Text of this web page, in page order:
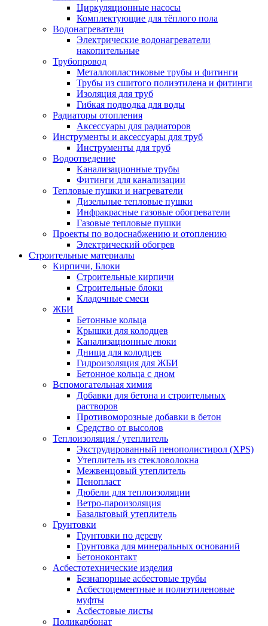
Циркуляционные насосы
Комплектующие для тёплого пола
Водонагреватели
Электрические водонагреватели
накопительные
Трубопровод
Металлопластиковые трубы и фитинги
Трубы из сшитого полиэтилена и фитинги
Изоляция для труб
Гибкая подводка для воды
Радиаторы отопления
Аксессуары для радиаторов
Инструменты и аксессуары для труб
Инструменты для труб
Водоотведение
Канализационные трубы
Фитинги для канализации
Тепловые пушки и нагреватели
Дизельные тепловые пушки
Инфракрасные газовые обогреватели
Газовые тепловые пушки
Проекты по водоснабжению и отоплению
Электрический обогрев
Строительные материалы
Кирпичи, Блоки
Строительные кирпичи
Строительные блоки
Кладочные смеси
ЖБИ
Бетонные кольца
Крышки для колодцев
Канализационные люки
Днища для колодцев
Гидроизоляция для ЖБИ
Бетонное кольца с дном
Вспомогательная химия
Добавки для бетона и строительных
растворов
Противоморозные добавки в бетон
Средство от высолов
Теплоизоляция / утеплитель
Экструдированный пенополистирол (XPS)
Утеплитель из стекловолокна
Межвенцовый утеплитель
Пенопласт
Дюбели для теплоизоляции
Ветро-пароизоляция
Базальтовый утеплитель
Грунтовки
Грунтовки по дереву
Грунтовка для минеральных оснований
Бетоноконтакт
Асбестотехнические изделия
Безнапорные асбестовые трубы
Асбестоцементные и полиэтиленовые
муфты
Асбестовые листы
Поликарбонат